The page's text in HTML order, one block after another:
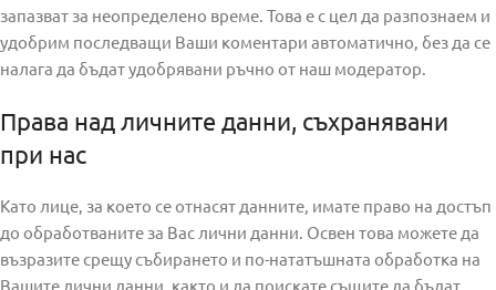
запазват за неопределено време. Това е с цел да разпознаем и
удобрим последващи Ваши коментари автоматично, без да се
налага да бъдат удобрявани ръчно от наш модератор.
Права над личните данни, съхранявани
при нас
Като лице, за което се отнасят данните, имате право на достъп
до обработваните за Вас лични данни. Освен това можете да
възразите срещу събирането и по-нататъшната обработка на
Вашите лични данни, както и да поискате същите да бъдат